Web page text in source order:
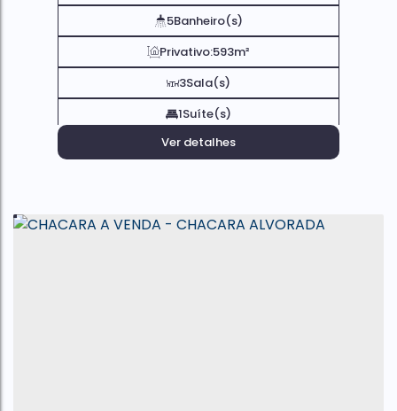
5Banheiro(s)
Privativo:593m²
3Sala(s)
1Suíte(s)
Ver detalhes